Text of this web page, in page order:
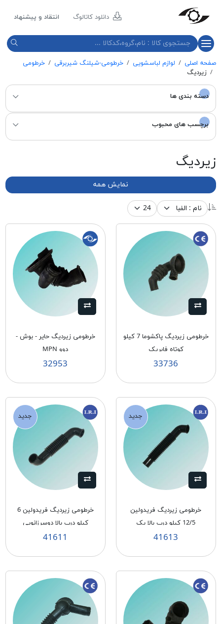
دانلود کاتالوگ انتقاد و پیشنهاد
صفحه اصلی لوازم لباسشویی خرطومی-شیلنگ شیربرقی
خرطومی
زیردیگ
دسته بندی ها
برچسب های محبوب
زیردیگ
نمایش همه
خرطومی زيرديگ پاكشوما 7 كيلو
كوتاه فابريک
33736
خرطومی زيرديگ حاير - بوش -
دوو MPN
32953
جدید
خرطومی زيرديگ فريدولين
12/5 كيلو درب بالا يک
سرزانويی
41613
جدید
خرطومی زيرديگ فريدولين 6
كيلو درب بالا دوسرزانويی
41611